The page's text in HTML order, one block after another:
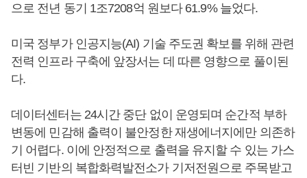
으로 전년 동기 1조7208억 원보다 61.9% 늘었다.
미국 정부가 인공지능(AI) 기술 주도권 확보를 위해 관련
전력 인프라 구축에 앞장서는 데 따른 영향으로 풀이된
다.
데이터센터는 24시간 중단 없이 운영되며 순간적 부하
변동에 민감해 출력이 불안정한 재생에너지에만 의존하
기 어렵다. 이에 안정적으로 출력을 유지할 수 있는 가스
터빈 기반의 복합화력발전소가 기저전원으로 주목받고